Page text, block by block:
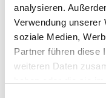
analysieren.
Verwendung unserer
soziale Medien,
Partner führen diese
weiteren Daten
Bad Camberg
Bad Doberan
Bad Driburg
Bad Düben